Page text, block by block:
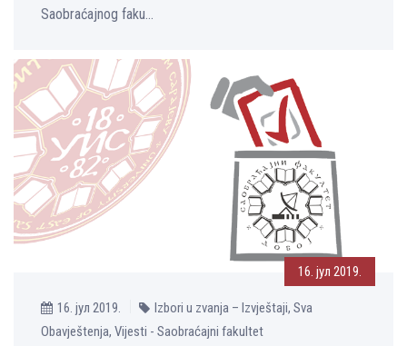
Saobraćajnog faku...
16. јул 2019.
16. јул 2019.
Izbori u zvanja – Izvještaji, Sva
Obavještenja, Vijesti - Saobraćajni fakultet